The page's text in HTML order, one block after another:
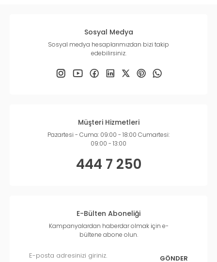
Sosyal Medya
Sosyal medya hesaplarımızdan bizi takip
edebilirsiniz.
Müşteri Hizmetleri
Pazartesi - Cuma: 09:00 - 18:00 Cumartesi:
09:00 - 13:00
444 7 250
E-Bülten Aboneliği
Kampanyalardan haberdar olmak için e-
bültene abone olun.